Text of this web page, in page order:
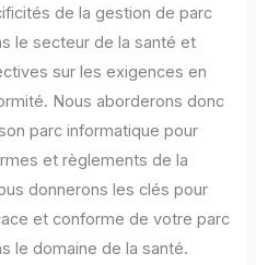
de la gestion de parc
le secteur de la santé et
sur les exigences en
Nous aborderons donc
parc informatique pour
et règlements de la
donnerons les clés pour
et conforme de votre parc
le domaine de la santé.